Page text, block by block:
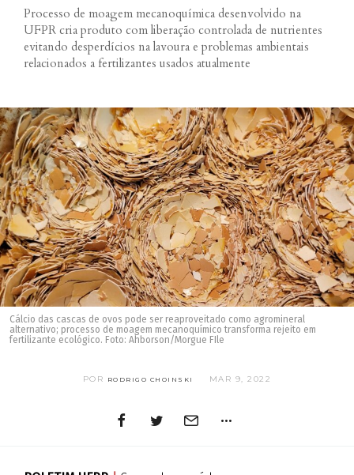
Processo de moagem mecanoquímica desenvolvido na
UFPR cria produto com liberação controlada de nutrientes
evitando desperdícios na lavoura e problemas ambientais
relacionados a fertilizantes usados atualmente
Cálcio das cascas de ovos pode ser reaproveitado como agromineral
alternativo; processo de moagem mecanoquímico transforma rejeito em
fertilizante ecológico. Foto: Ahborson/Morgue FIle
POR RODRIGO CHOINSKI MAR 9, 2022